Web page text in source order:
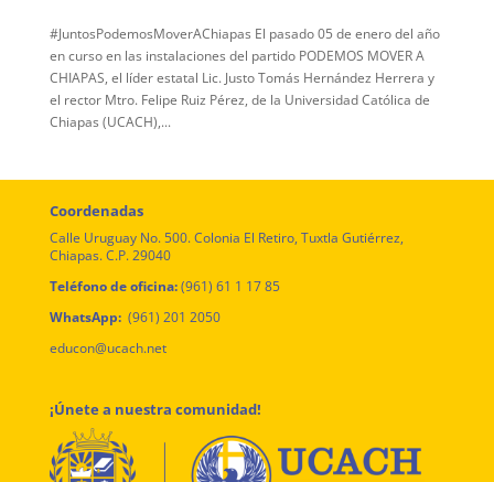
#JuntosPodemosMoverAChiapas El pasado 05 de enero del año
en curso en las instalaciones del partido PODEMOS MOVER A
CHIAPAS, el líder estatal Lic. Justo Tomás Hernández Herrera y
el rector Mtro. Felipe Ruiz Pérez, de la Universidad Católica de
Chiapas (UCACH),...
Coordenadas
Calle Uruguay No. 500. Colonia El Retiro, Tuxtla Gutiérrez,
Chiapas. C.P. 29040
Teléfono de oficina:(961) 61 1 17 85
WhatsApp:(961) 201 2050
educon@ucach.net
¡Únete a nuestra comunidad!